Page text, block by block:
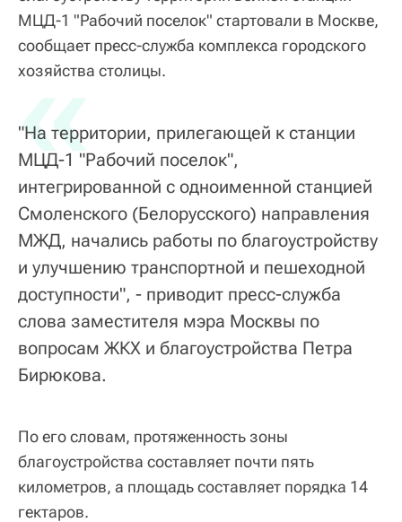
МЦД-1 "Рабочий поселок" стартовали в Москве,
сообщает пресс-служба комплекса городского
хозяйства столицы.
«
"На территории, прилегающей к станции
МЦД-1 "Рабочий поселок",
интегрированной с одноименной станцией
Смоленского (Белорусского) направления
МЖД, начались работы по благоустройству
и улучшению транспортной и пешеходной
доступности", - приводит пресс-служба
слова заместителя мэра Москвы по
вопросам ЖКХ и благоустройства Петра
Бирюкова.
По его словам, протяженность зоны
благоустройства составляет почти пять
километров, а площадь составляет порядка 14
гектаров.